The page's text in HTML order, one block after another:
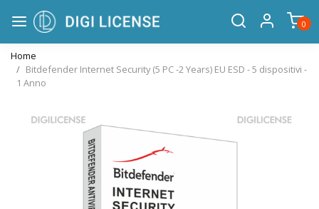
0
Home
Bitdefender Internet Security (5 PC -2 Years) EU ESD - 5 dispositivi -
1 Anno